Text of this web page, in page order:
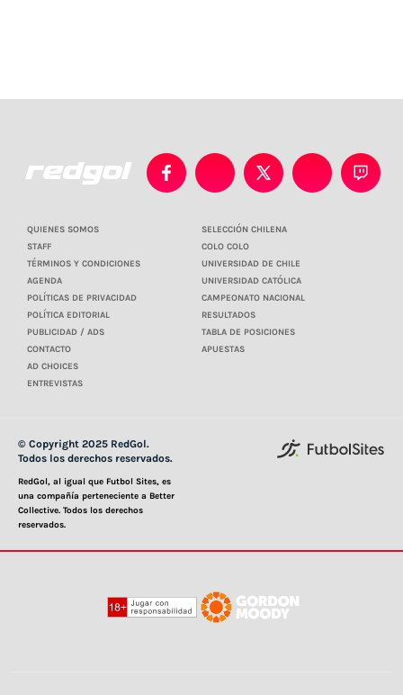
QUIENES SOMOS
STAFF
TÉRMINOS Y CONDICIONES
AGENDA
POLÍTICAS DE PRIVACIDAD
POLÍTICA EDITORIAL
PUBLICIDAD / ADS
CONTACTO
AD CHOICES
ENTREVISTAS
SELECCIÓN CHILENA
COLO COLO
UNIVERSIDAD DE CHILE
UNIVERSIDAD CATÓLICA
CAMPEONATO NACIONAL
RESULTADOS
TABLA DE POSICIONES
APUESTAS
© Copyright 2025 RedGol.
Todos los derechos reservados.
RedGol, al igual que Futbol Sites, es
una compañía perteneciente a Better
Collective. Todos los derechos
reservados.